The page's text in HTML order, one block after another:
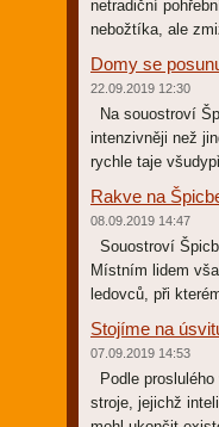
netradiční
nebožtíka, ale
Domy se
22.09.2019 12:30
Na souostroví
intenzivněji než
rychle taje
Rakve na
08.09.2019 14:47
Souostroví
Místním lidem
ledovců, při
Stojíme na
07.09.2019 14:53
Podle
stroje, jejichž